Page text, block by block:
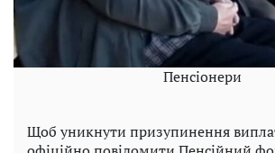
Пенсіонери
Щоб уникнути призупинення